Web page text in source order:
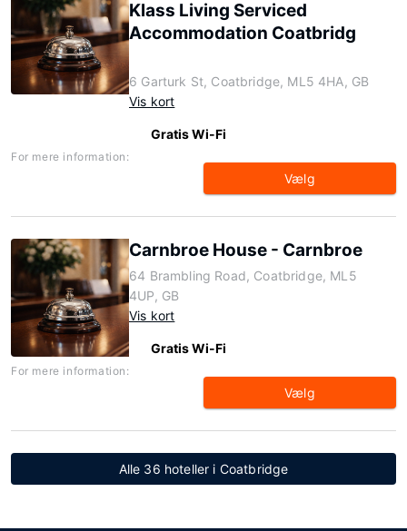
Klass Living Serviced
Accommodation Coatbridg
6 Garturk St, Coatbridge, ML5 4HA, GB
Vis kort
Gratis Wi-Fi
For mere information:
Vælg
Carnbroe House - Carnbroe
64 Brambling Road, Coatbridge, ML5
4UP, GB
Vis kort
Gratis Wi-Fi
For mere information:
Vælg
Alle 36 hoteller i Coatbridge